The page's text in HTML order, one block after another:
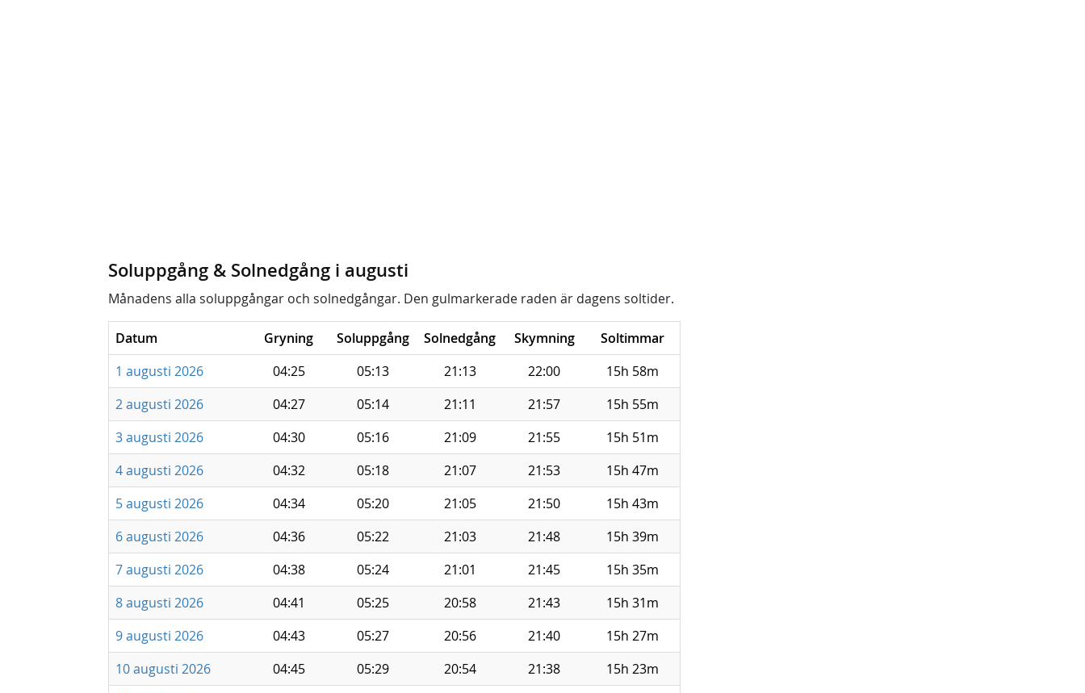
Soluppgång & Solnedgång i augusti
Månadens alla soluppgångar och solnedgångar. Den gulmarkerade raden är dagens soltider.
Datum Gryning Soluppgång Solnedgång Skymning
Soltimmar
1 augusti 2026
04:25 05:13 21:13 22:00
15h 58m
2 augusti 2026
04:27 05:14 21:11 21:57
15h 55m
3 augusti 2026
04:30 05:16 21:09 21:55
15h 51m
4 augusti 2026
04:32 05:18 21:07 21:53
15h 47m
5 augusti 2026
04:34 05:20 21:05 21:50
15h 43m
6 augusti 2026
04:36 05:22 21:03 21:48
15h 39m
7 augusti 2026
04:38 05:24 21:01 21:45
15h 35m
8 augusti 2026
04:41 05:25 20:58 21:43
15h 31m
9 augusti 2026
04:43 05:27 20:56 21:40
15h 27m
10 augusti 2026
04:45 05:29 20:54 21:38
15h 23m